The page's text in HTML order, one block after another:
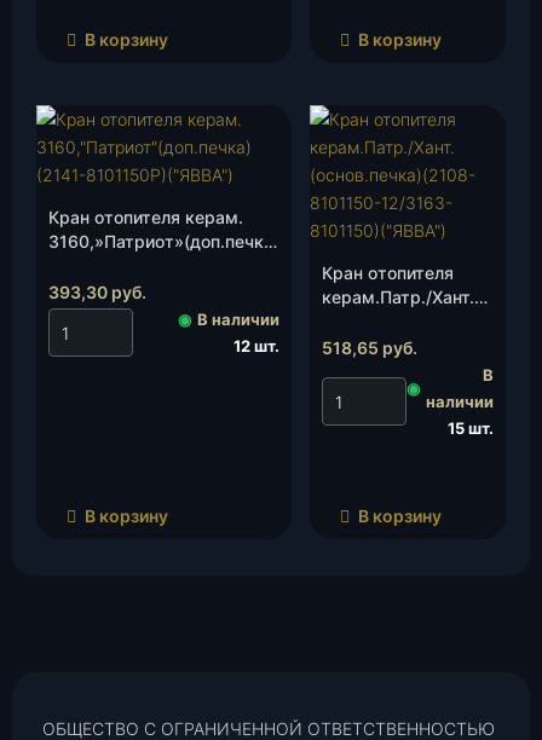
В корзину В корзину
Кран отопителя керам.
3160,»Патриот»(доп.печка)
шт.
393,30 руб.
◉ В наличии
12 шт.
В корзину
Кран отопителя
керам.Патр./Хант.
8101150-12/3163-
шт.
518,65 руб.
◉
В
наличии
15 шт.
В корзину
ОБЩЕСТВО С ОГРАНИЧЕННОЙ ОТВЕТСТВЕННОСТЬЮ